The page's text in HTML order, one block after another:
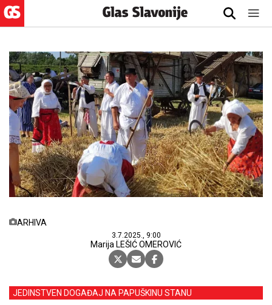
ARHIVA
3.7.2025., 9:00
Marija LEŠIĆ OMEROVIĆ
JEDINSTVEN DOGAĐAJ NA PAPUŠKINU STANU